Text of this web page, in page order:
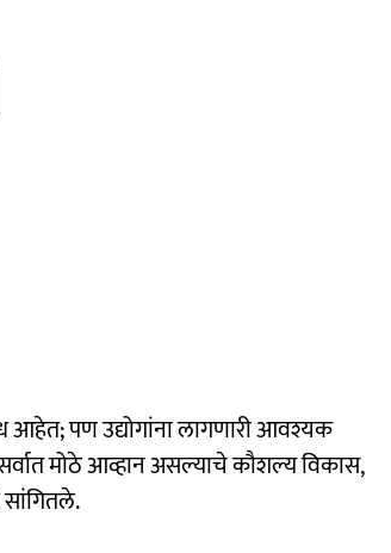
आहेत; पण उद्योगांना लागणारी आवश्यक
मोठे आव्हान असल्याचे कौशल्य विकास,
सांगितले.